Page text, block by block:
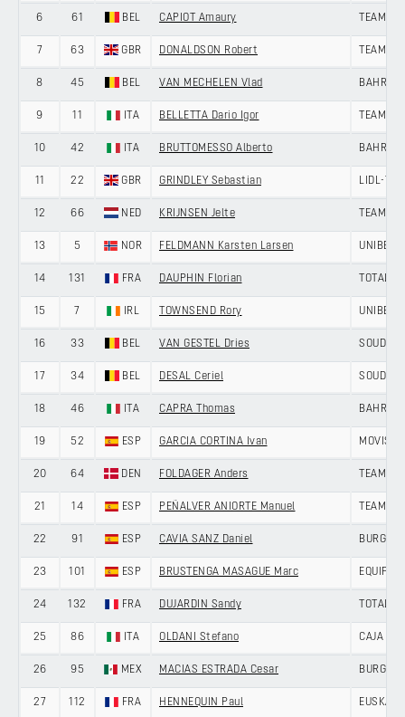
6 61 BEL CAPIOT Amaury TEAM
7 63 GBR DONALDSON Robert TEAM
8 45 BEL VAN MECHELEN Vlad
9 11 ITA BELLETTA Dario Igor TEAM
10 42 ITA BRUTTOMESSO Alberto
11 22 GBR GRINDLEY Sebastian LIDL-
12 66 NED KRIJNSEN Jelte TEAM
13 5 NOR FELDMANN Karsten Larsen UNIBET
14 131 FRA DAUPHIN Florian
15 7 IRL TOWNSEND Rory UNIBET
16 33 BEL VAN GESTEL Dries SOUDAL
17 34 BEL DESAL Ceriel SOUDAL
18 46 ITA CAPRA Thomas
19 52 ESP GARCIA CORTINA Ivan
20 64 DEN FOLDAGER Anders TEAM
21 14 ESP PEÑALVER ANIORTE Manuel TEAM
22 91 ESP CAVIA SANZ Daniel
23 101 ESP BRUSTENGA MASAGUE Marc EQUIPO
24 132 FRA DUJARDIN Sandy
25 86 ITA OLDANI Stefano CAJA
26 95 MEX MACIAS ESTRADA Cesar
27 112 FRA HENNEQUIN Paul